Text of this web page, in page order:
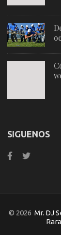
SIGUENOS
© 2026 Mr. DJ